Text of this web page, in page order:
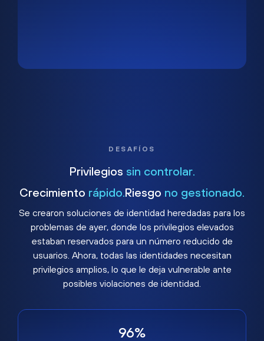
DESAFÍOS
Privilegios sin controlar.
Crecimiento rápido. Riesgo no gestionado.
Se crearon soluciones de identidad heredadas para los
problemas de ayer, donde los privilegios elevados
estaban reservados para un número reducido de
usuarios. Ahora, todas las identidades necesitan
privilegios amplios, lo que le deja vulnerable ante
posibles violaciones de identidad.
96%